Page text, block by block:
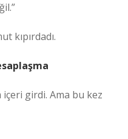
kıpırdadı.
içeri girdi. Ama bu kez